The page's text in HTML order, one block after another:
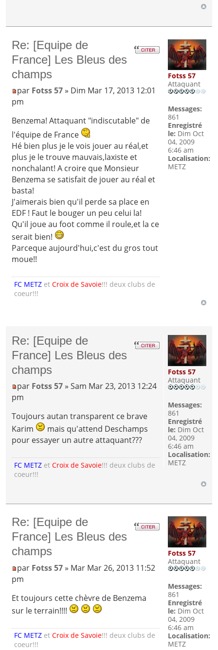
Re: [Equipe de
France] Les Bleus des
champs
par Fotss 57» Dim Mar 17, 2013 12:01
pm
Benzema! Attaquant "indiscutable" de
l'équipe de France
Hé bien plus je le vois jouer au réal,et
plus je le trouve mauvais,laxiste et
nonchalant! A croire que Monsieur
Benzema se satisfait de jouer au réal et
basta!
J'aimerais bien qu'il perde sa place en
EDF ! Faut le bouger un peu celui la!
Qu'il joue au foot comme il roule,et la ce
serait bien!
Parceque aujourd'hui,c'est du gros tout
moue!!
FC METZ etCroix de Savoie!!! deux clubs de
coeur!!!
Fotss 57
Attaquant
Messages:
861
Enregistré
le: Dim Oct
04, 2009
6:46 am
Localisation:
METZ
Re: [Equipe de
France] Les Bleus des
champs
par Fotss 57 » Sam Mar 23, 2013 12:24
pm
Toujours autan transparent ce brave
Karim
mais qu'attend Deschamps
pour essayer un autre attaquant???
FC METZ etCroix de Savoie!!! deux clubs de
coeur!!!
Fotss 57
Attaquant
Messages:
861
Enregistré
le: Dim Oct
04, 2009
6:46 am
Localisation:
METZ
Re: [Equipe de
France] Les Bleus des
champs
par Fotss 57» Mar Mar 26, 2013 11:52
pm
Et toujours cette chèvre de Benzema
sur le terrain!!!!
FC METZ etCroix de Savoie!!! deux clubs de
coeur!!!
Fotss 57
Attaquant
Messages:
861
Enregistré
le: Dim Oct
04, 2009
6:46 am
Localisation:
METZ